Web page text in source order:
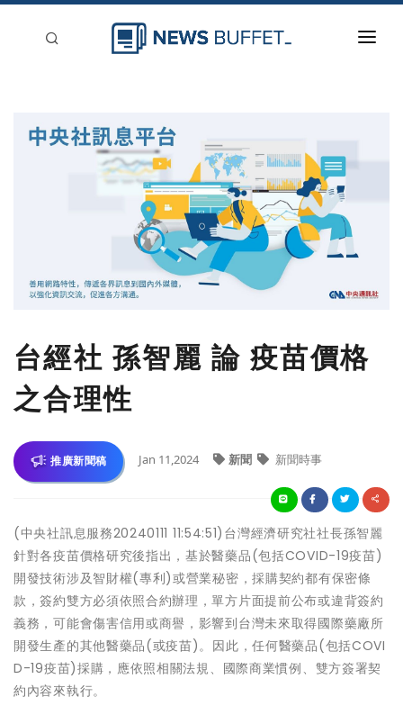
台經社 孫智麗 論 疫苗價格
之合理性
推廣新聞稿 Jan 11,2024 新聞 新聞時事
(中央社訊息服務20240111 11:54:51)台灣經濟研究社社長孫智麗
針對各疫苗價格研究後指出，基於醫藥品(包括COVID-19疫苗)
開發技術涉及智財權(專利)或營業秘密，採購契約都有保密條
款，簽約雙方必須依照合約辦理，單方片面提前公布或違背簽約
義務，可能會傷害信用或商譽，影響到台灣未來取得國際藥廠所
開發生產的其他醫藥品(或疫苗)。因此，任何醫藥品(包括COVI
D-19疫苗)採購，應依照相關法規、國際商業慣例、雙方簽署契
約內容來執行。